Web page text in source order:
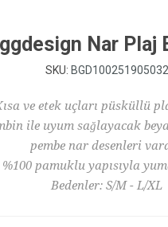
Nar Plaj
SKU: BGD100251905032
ve etek uçları püsküllü
ile uyum sağlayacak
pembe nar desenleri
%100 pamuklu yapısıyla
Bedenler: S/M - L/XL